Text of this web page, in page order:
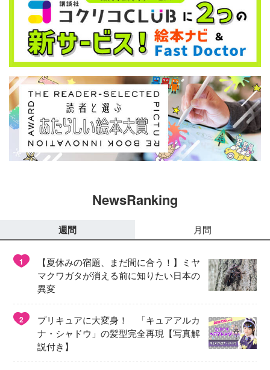
NewsRanking
週間 月間
1
【夏休みの宿題、まだ間に合う！】ミヤ
マクワガタが消える前に知りたい日本の
異変
2
プリキュアに大変身！ 「キュアアルカ
ナ・シャドウ」の髪型完全再現【写真解
説付き】